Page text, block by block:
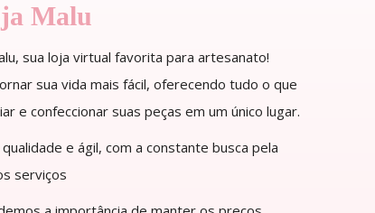
Malu
sua loja virtual favorita para artesanato!
sua vida mais fácil, oferecendo tudo o que
e confeccionar suas peças em um único lugar.
e ágil, com a constante busca pela
serviços